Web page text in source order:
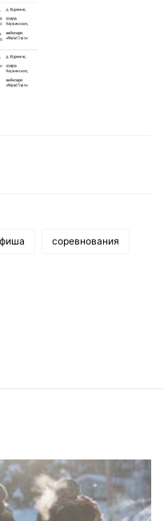
соревнования